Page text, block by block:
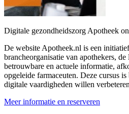
Digitale gezondheidszorg Apotheek
De website Apotheek.nl is een
brancheorganisatie van apothekers,
betrouwbare en actuele informatie,
opgeleide farmaceuten. Deze cursus
digitale vaardigheden willen
Meer informatie en reserveren